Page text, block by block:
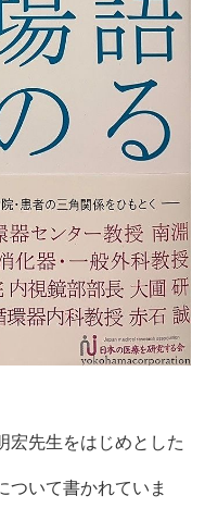
宏先生をはじめとした
ついて書かれていま